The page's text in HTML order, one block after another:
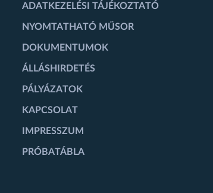
ADATKEZELÉSI TÁJÉKOZTATÓ
NYOMTATHATÓ MŰSOR
DOKUMENTUMOK
ÁLLÁSHIRDETÉS
PÁLYÁZATOK
KAPCSOLAT
IMPRESSZUM
PRÓBATÁBLA